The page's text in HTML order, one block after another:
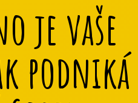
je vaše
podniká